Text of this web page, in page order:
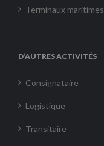
Terminaux maritimes
D’AUTRES ACTIVITÉS
Consignataire
Logistique
Transitaire